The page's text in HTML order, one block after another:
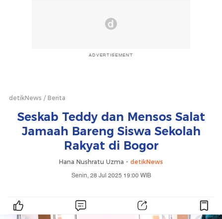
ADVERTISEMENT
detikNews Berita
Seskab Teddy dan Mensos Salat
Jamaah Bareng Siswa Sekolah
Rakyat di Bogor
Hana Nushratu Uzma - detikNews
Senin, 28 Jul 2025 19:00 WIB